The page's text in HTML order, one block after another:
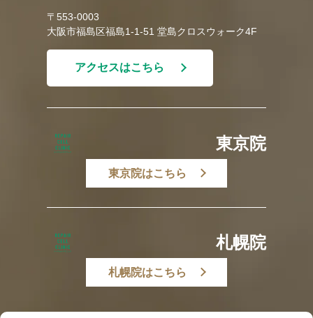
〒553-0003
大阪市福島区福島1-1-51 堂島クロスウォーク4F
アクセスはこちら
東京院
東京院はこちら
札幌院
札幌院はこちら